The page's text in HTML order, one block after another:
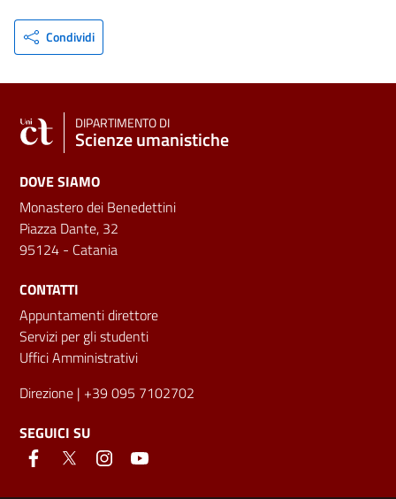
Condividi
DIPARTIMENTO DI
Scienze umanistiche
DOVE SIAMO
Monastero dei Benedettini
Piazza Dante, 32
95124 - Catania
CONTATTI
Appuntamenti direttore
Servizi per gli studenti
Uffici Amministrativi
Direzione | +39 095 7102702
SEGUICI SU